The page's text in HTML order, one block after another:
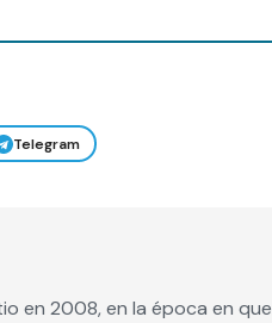
Telegram
en 2008, en la época en que